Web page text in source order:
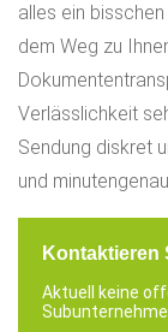
alles ein
dem Weg zu
Verlässlichkeit
Sendung diskret
und
Kontaktieren
Aktuell keine